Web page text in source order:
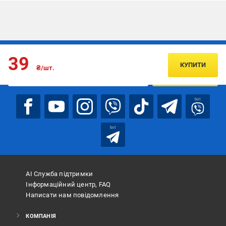
39 ₴/шт. КУПИТИ
Підписуйтесь, щоб дізнаватись першим про акції та пропозиції
ПІДПИСАТИСЯ
bot
bot
АІ Служба підтримки
Інформаційний центр, FAQ
Написати нам повідомлення
КОМПАНІЯ